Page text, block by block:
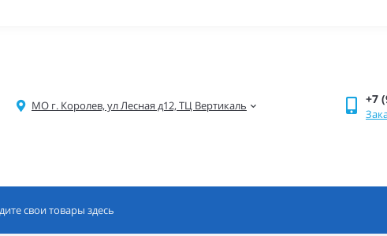
МО г. Королев, ул Лесная д12, ТЦ Вертикаль +7